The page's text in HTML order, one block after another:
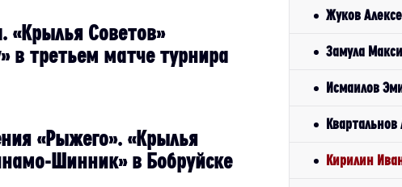
«Крылья Советов»
в третьем матче турнира
«Рыжего». «Крылья
Шинник» в Бобруйске
Жуков
Замула
Исмаилов
Квартальнов
Кирилин